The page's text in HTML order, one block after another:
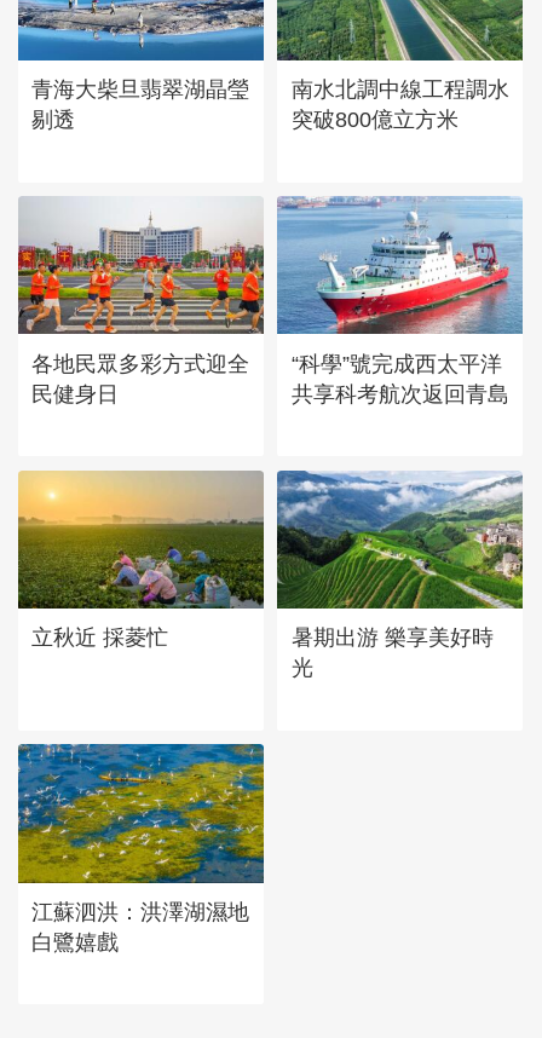
章
青海大柴旦翡翠湖晶瑩
剔透
南水北調中線工程調水
突破800億立方米
各地民眾多彩方式迎全
民健身日
“科學”號完成西太平洋
共享科考航次返回青島
立秋近 採菱忙
暑期出游 樂享美好時
光
江蘇泗洪：洪澤湖濕地
白鷺嬉戲